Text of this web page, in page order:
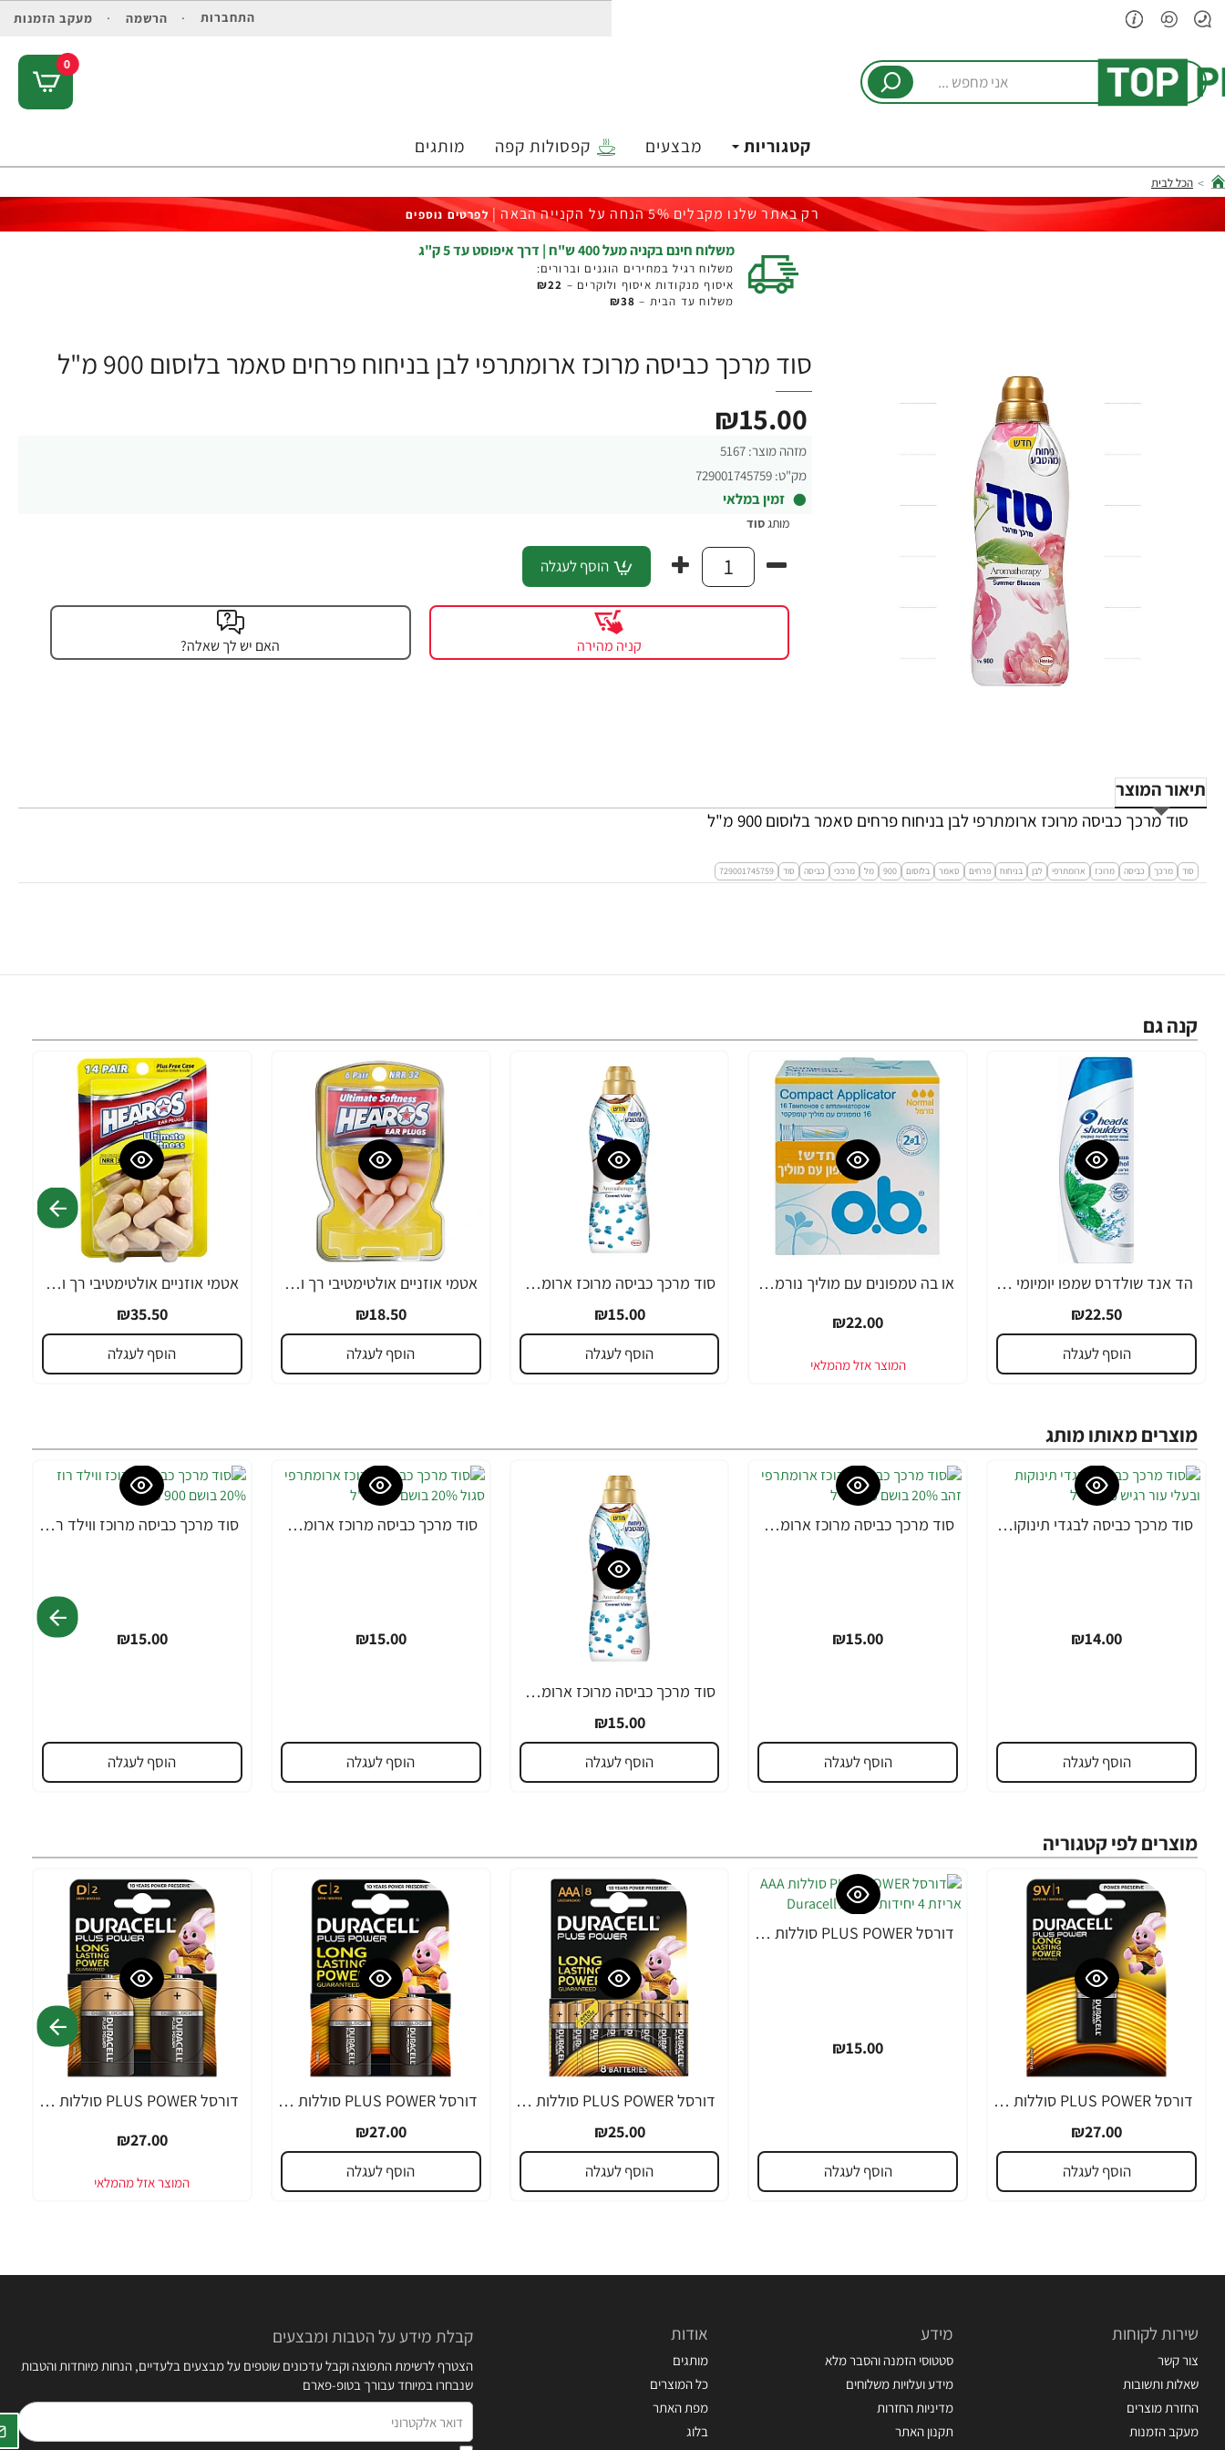
התחברות הרשמה מעקב הזמנות
מחפש
0
קטגוריות מבצעים קפסולות קפה מותגים
home
הכל לבית
רק באתר שלנו מקבלים 5% הנחה על הקנייה הבאה | לפרטים נוספים
משלוח חינם בקניה מעל 400 ש"ח | דרך איפוסט עד 5 ק"ג
משלוח רגיל במחירים הוגנים וברורים:
איסוף מנקודות איסוף ולוקרים – ₪22
משלוח עד הבית – ₪38
סוד מרכך כביסה מרוכז ארומתרפי לבן בניחוח פרחים סאמר בלוסום 900 מ"ל
מזהה מוצר: 5167
מק"ט: 729001745759
זמין במלאי
₪15.00
מותגסוד
הוסף לעגלה
קניה מהירה האם יש לך שאלה?
תיאור המוצר
סוד מרכך כביסה מרוכז ארומתרפי לבן בניחוח פרחים סאמר בלוסום 900 מ"ל
סוד מרכך כביסה מרוכז ארומתרפי לבן בניחוח פרחים סאמר בלוסום 900 מל מרככי כביסה סוד 729001745759
קנה גם
הד אנד שולדרס שמפו יומיומי למניעת קשקשים מנטול 600 מ''ל - מבית Head & Shoulders
₪22.50
הוסף לעגלה
או בה טמפונים עם מוליך נורמל 16 יחידות - מבית O.B.
₪22.00
סוד מרכך כביסה מרוכז ארומתרפי מי קוקוס 900 מ"ל
₪15.00
הוסף לעגלה
אטמי אוזניים אולטימטיבי רך ורמה גבוה 6 זוגות דגם NRR 32 - מבית Hearos
₪18.50
הוסף לעגלה
אטמי אוזניים אולטימטיבי רך ורמה גבוה דגם NRR 32 - מבית Hearos
₪35.50
הוסף לעגלה
מוצרים מאותו מותג
סוד מרכך כביסה לבגדי תינוקות ובעלי עור רגיש 900 מ"ל
₪14.00
הוסף לעגלה
סוד מרכך כביסה מרוכז ארומתרפי זהב 20% בושם 900 מ"ל
₪15.00
הוסף לעגלה
סוד מרכך כביסה מרוכז ארומתרפי מי קוקוס 900 מ"ל
₪15.00
הוסף לעגלה
סוד מרכך כביסה מרוכז ארומתרפי סגול 20% בושם 900 מ"ל
₪15.00
הוסף לעגלה
סוד מרכך כביסה מרוכז ווילד רוז 20% בושם 900 מ"ל
₪15.00
הוסף לעגלה
מוצרים לפי קטגוריה
דורסל PLUS POWER סוללות 9V אריזת 1 יחידות - מבית Duracell
₪27.00
הוסף לעגלה
דורסל PLUS POWER סוללות AAA אריזת 4 יחידות - מבית Duracell
₪15.00
הוסף לעגלה
דורסל PLUS POWER סוללות AAA אריזת 8 יחידות - מבית Duracell
₪25.00
הוסף לעגלה
דורסל PLUS POWER סוללות C אריזת 2 יחידות - מבית Duracell
₪27.00
הוסף לעגלה
דורסל PLUS POWER סוללות D אריזת 2 יחידות - מבית Duracell
₪27.00
שירות לקוחות
צור קשר
שאלות ותשובות
החזרת מוצרים
מעקב הזמנות
מידע
סטטוסי הזמנה והסבר מלא
מידע ועלויות משלוחים
מדיניות החזרות
תקנון האתר
אודות
מותגים
כל המוצרים
מפת האתר
בלוג
קבלת מידע על הטבות ומבצעים
הצטרף לרשימת התפוצה וקבל עדכונים שוטפים על מבצעים בלעדיים, הנחות מיוחדות והטבות
שנבחרו במיוחד עבורך בטופ-פארם
אלקטרוני